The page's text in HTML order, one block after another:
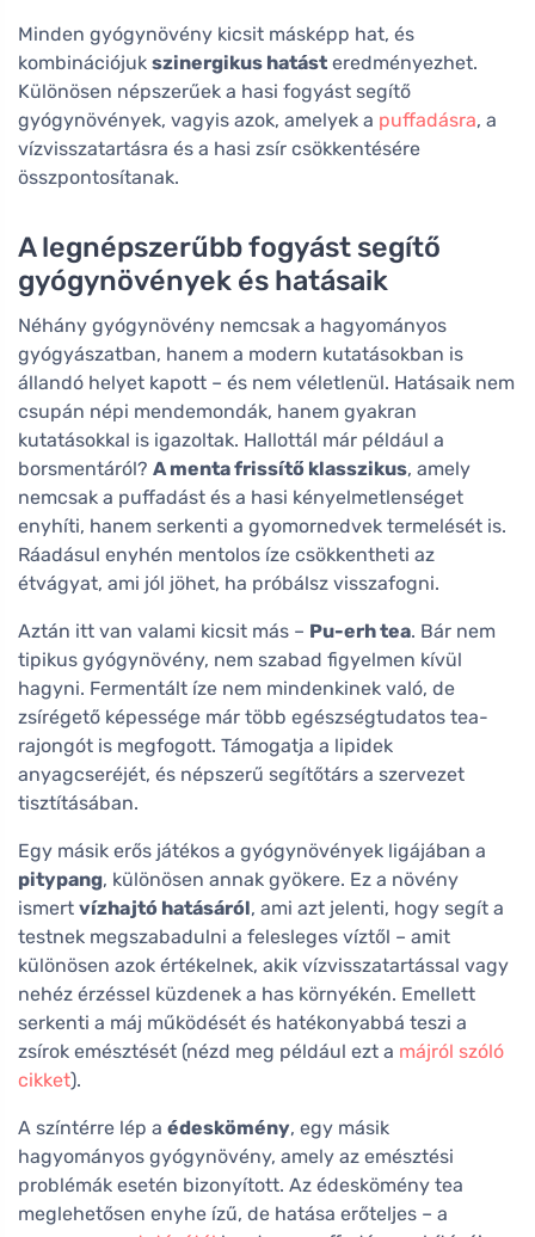
Minden gyógynövény kicsit másképp hat, és
kombinációjuk szinergikus hatást eredményezhet.
Különösen népszerűek a hasi fogyást segítő
gyógynövények, vagyis azok, amelyek a puffadásra, a
vízvisszatartásra és a hasi zsír csökkentésére
összpontosítanak.
A legnépszerűbb fogyást segítő
gyógynövények és hatásaik
Néhány gyógynövény nemcsak a hagyományos
gyógyászatban, hanem a modern kutatásokban is
állandó helyet kapott – és nem véletlenül. Hatásaik nem
csupán népi mendemondák, hanem gyakran
kutatásokkal is igazoltak. Hallottál már például a
borsmentáról? A menta frissítő klasszikus, amely
nemcsak a puffadást és a hasi kényelmetlenséget
enyhíti, hanem serkenti a gyomornedvek termelését is.
Ráadásul enyhén mentolos íze csökkentheti az
étvágyat, ami jól jöhet, ha próbálsz visszafogni.
Aztán itt van valami kicsit más – Pu-erh tea. Bár nem
tipikus gyógynövény, nem szabad figyelmen kívül
hagyni. Fermentált íze nem mindenkinek való, de
zsírégető képessége már több egészségtudatos tea-
rajongót is megfogott. Támogatja a lipidek
anyagcseréjét, és népszerű segítőtárs a szervezet
tisztításában.
Egy másik erős játékos a gyógynövények ligájában a
pitypang, különösen annak gyökere. Ez a növény
ismert vízhajtó hatásáról, ami azt jelenti, hogy segít a
testnek megszabadulni a felesleges víztől – amit
különösen azok értékelnek, akik vízvisszatartással vagy
nehéz érzéssel küzdenek a has környékén. Emellett
serkenti a máj működését és hatékonyabbá teszi a
zsírok emésztését (nézd meg például ezt a májról szóló
cikket).
A színtérre lép a édeskömény, egy másik
hagyományos gyógynövény, amely az emésztési
problémák esetén bizonyított. Az édeskömény tea
meglehetősen enyhe ízű, de hatása erőteljes – a